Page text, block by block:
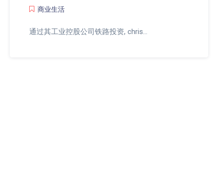
商业生活
通过其工业控股公司铁路投资, chris…